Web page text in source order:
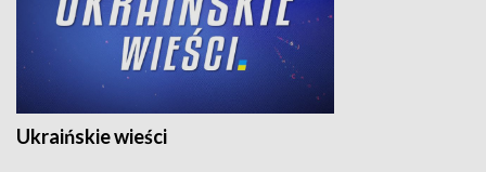
Ukraińskie wieści